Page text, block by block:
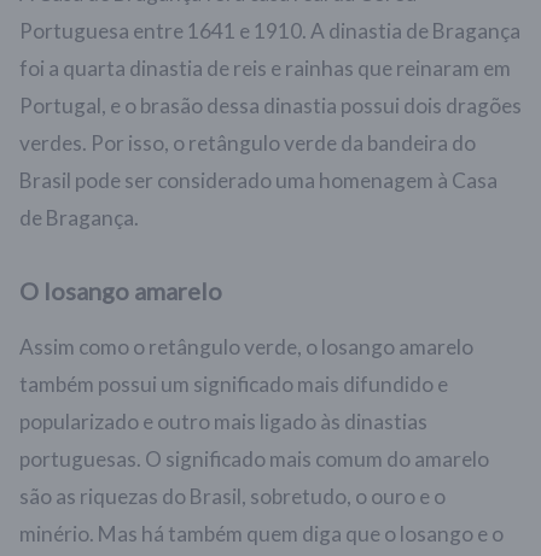
Portuguesa entre 1641 e 1910. A dinastia de Bragança
foi a quarta dinastia de reis e rainhas que reinaram em
Portugal, e o brasão dessa dinastia possui dois dragões
verdes. Por isso, o retângulo verde da bandeira do
Brasil pode ser considerado uma homenagem à Casa
de Bragança.
O losango amarelo
Assim como o retângulo verde, o losango amarelo
também possui um significado mais difundido e
popularizado e outro mais ligado às dinastias
portuguesas. O significado mais comum do amarelo
são as riquezas do Brasil, sobretudo, o ouro e o
minério. Mas há também quem diga que o losango e o